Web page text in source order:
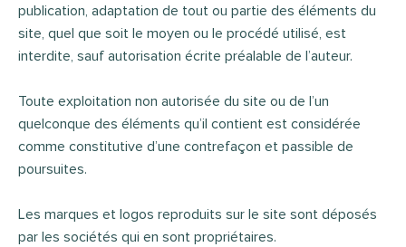
publication, adaptation de tout ou partie des éléments du
site, quel que soit le moyen ou le procédé utilisé, est
interdite, sauf autorisation écrite préalable de l’auteur.
Toute exploitation non autorisée du site ou de l’un
quelconque des éléments qu’il contient est considérée
comme constitutive d’une contrefaçon et passible de
poursuites.
Les marques et logos reproduits sur le site sont déposés
par les sociétés qui en sont propriétaires.